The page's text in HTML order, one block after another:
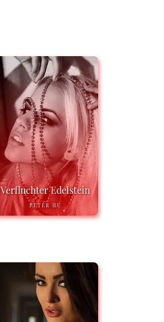
Verfluchter Edelstein
PETER HU